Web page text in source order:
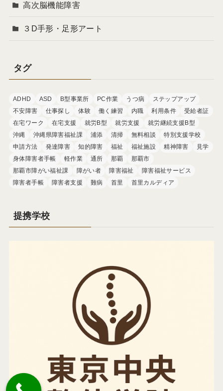
高次脳機能障害
３D手形・足形アート
タグ
ADHD ASD B型事業所 PC作業 うつ病
ステップアップ
不安障害
仕事探し 体験 働く練習 内職 利用条件
受給者証
在宅ワーク
在宅支援 就労B型 就労支援
就労継続支援B型
沖縄
沖縄県障害福祉課 浦添 清掃 無料相談
特別支援学校
申請方法
発達障害 知的障害 福祉 福祉施設 精神障害
見学
身体障害者手帳
軽作業 通所 那覇
那覇市
那覇市障がい福祉課
障がい者 障害福祉
障害福祉サービス
障害者手帳
障害者支援 難病 首里 首里カルディア
提携学校